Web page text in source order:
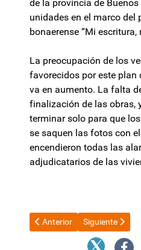
de la provincia de
unidades en el marco del
bonaerense “Mi escritura,
La preocupación de los
favorecidos por este plan
va en aumento. La falta
finalización de las obras,
terminar solo para que
se saquen las fotos con
encendieron todas las
adjudicatarios de las
Artículo anterior: Máximo
Anterior Artículo
Siguiente